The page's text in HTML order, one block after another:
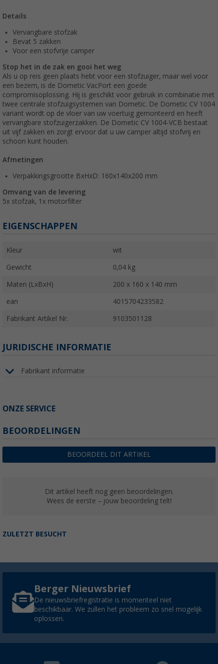
Details
Vervangbare stofzak
Bevat 5 zakken
Voor een stofvrije camper
Stop het in de zak en gooi het weg
Als u op reis geen plaats hebt voor een stofzuiger, maar wel voor
een bezem, is de Dometic VacPort een goede
compromisoplossing. Hij is geschikt voor gebruik in combinatie met
twee centrale stofzuigsystemen van Dometic. De Dometic CV 1004
variant wordt op de vloer van uw voertuig gemonteerd en heeft
vervangbare stofzuigerzakken. De Dometic CV 1004-VCB bestaat
uit vijf zakken en zorgt ervoor dat u uw camper altijd stofvrij en
schoon kunt houden.
Afmetingen
Verpakkingsgrootte BxHxD: 160x140x200 mm
Omvang van de levering
5x stofzak, 1x motorfilter
EIGENSCHAPPEN
Kleur wit
Gewicht 0,04 kg
Maten (LxBxH) 200 x 160 x 140 mm
ean 4015704233582
Fabrikant Artikel Nr. 9103501128
JURIDISCHE INFORMATIE
Fabrikant informatie
ONZE SERVICE
BEOORDELINGEN
BEOORDEEL DIT ARTIKEL
Dit artikel heeft nog geen beoordelingen.
Wees de eerste – jouw beoordeling telt!
ZULETZT BESUCHT
Berger Nieuwsbrief
De nieuwsbriefregistratie is momenteel niet
beschikbaar. We zullen het probleem zo snel mogelijk
oplossen.